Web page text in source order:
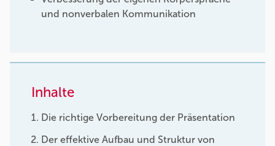
und nonverbalen Kommunikation
Inhalte
Die richtige Vorbereitung der Präsentation
Der effektive Aufbau und Struktur von